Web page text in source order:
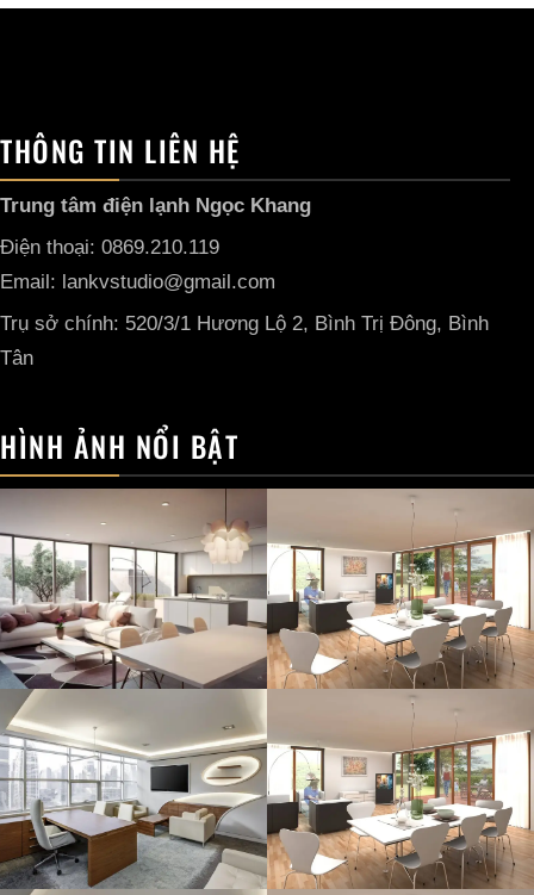
THÔNG TIN LIÊN HỆ
Trung tâm điện lạnh Ngọc Khang
Điện thoại: 0869.210.119
Email: lankvstudio@gmail.com
Trụ sở chính: 520/3/1 Hương Lộ 2, Bình Trị Đông, Bình
Tân
HÌNH ẢNH NỔI BẬT